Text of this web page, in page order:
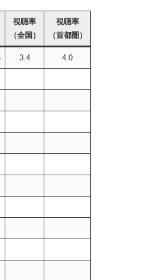
視聴率
（全国）
視聴率
（首都圏）
3.4 4.0